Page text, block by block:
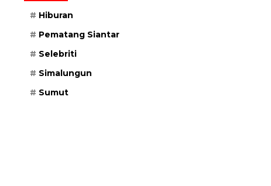
Hiburan
Pematang Siantar
Selebriti
Simalungun
Sumut